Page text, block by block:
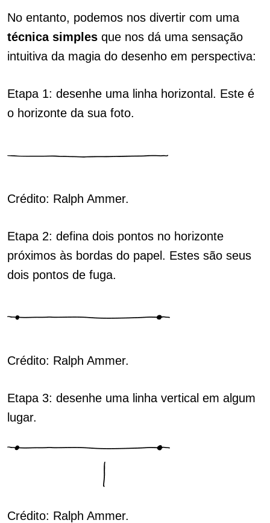
No entanto, podemos nos divertir com uma
técnica simples que nos dá uma sensação
intuitiva da magia do desenho em perspectiva:
Etapa 1: desenhe uma linha horizontal. Este é
o horizonte da sua foto.
Crédito: Ralph Ammer.
Etapa 2: defina dois pontos no horizonte
próximos às bordas do papel. Estes são seus
dois pontos de fuga.
Crédito: Ralph Ammer.
Etapa 3: desenhe uma linha vertical em algum
lugar.
Crédito: Ralph Ammer.